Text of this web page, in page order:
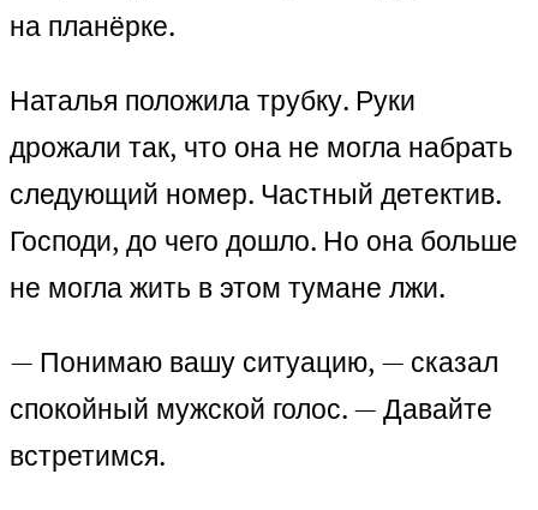
на планёрке.
Наталья положила трубку. Руки
дрожали так, что она не могла набрать
следующий номер. Частный детектив.
Господи, до чего дошло. Но она больше
не могла жить в этом тумане лжи.
— Понимаю вашу ситуацию, — сказал
спокойный мужской голос. — Давайте
встретимся.